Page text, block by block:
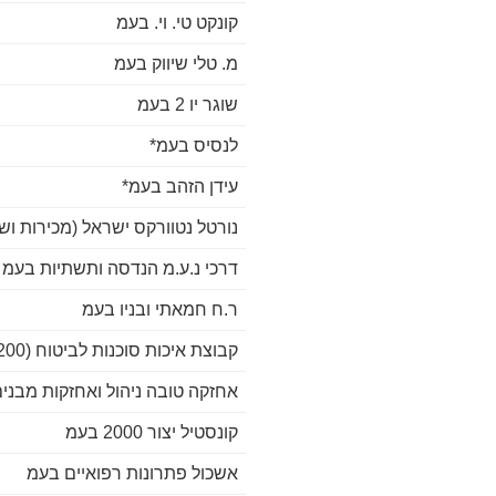
קונקט טי. וי. בעמ
מ. טלי שיווק בעמ
שוגר יו 2 בעמ
לנסיס בעמ*
עידן הזהב בעמ*
נורטל נטוורקס ישראל (מכירות
דרכי נ.ע.מ הנדסה ותשתיות בעמ
ר.ח חמאתי ובניו בעמ
קבוצת איכות סוכנות לביטוח (200
אחזקה טובה ניהול ואחזקות
קונסטיל יצור 2000 בעמ
אשכול פתרונות רפואיים בעמ